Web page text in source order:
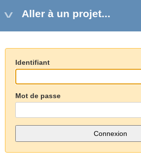
Aller à un projet...
Identifiant
Mot de passe